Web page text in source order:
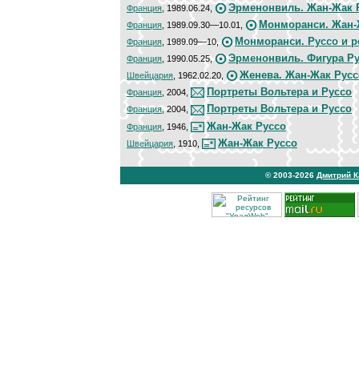
Франция , 1989.06.24, Эрменонвиль. Жан-Жак
Франция , 1989.09.30—10.01, Монморанси. Жан-
Франция , 1989.09—10, Монморанси. Руссо и
Франция , 1990.05.25, Эрменонвиль. Фигура
Швейцария , 1962.02.20, Женева. Жан-Жак
Франция , 2004, Портреты Вольтера и Руссо
Франция, 2004, Портреты Вольтера и Руссо
Франция , 1946, Жан-Жак Руссо
Швейцария , 1910, Жан-Жак Руссо
© 2003-2026 Дмитрий